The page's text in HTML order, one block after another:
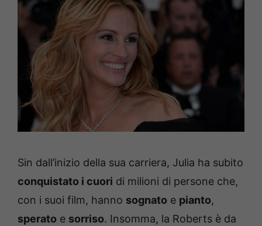
Sin dall’inizio della sua carriera, Julia ha subito
conquistato i cuori di milioni di persone che,
con i suoi film, hanno sognato e pianto,
sperato e sorriso. Insomma, la Roberts è da